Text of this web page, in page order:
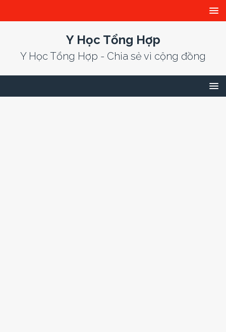
Y Học Tổng Hợp
Y Học Tổng Hợp - Chia sẻ vì cộng đồng